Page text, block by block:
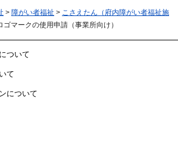
> 障がい者福祉 > こさえたん（府内障がい者福祉施
ゴマークの使用申請（事業所向け）
ついて
て
について